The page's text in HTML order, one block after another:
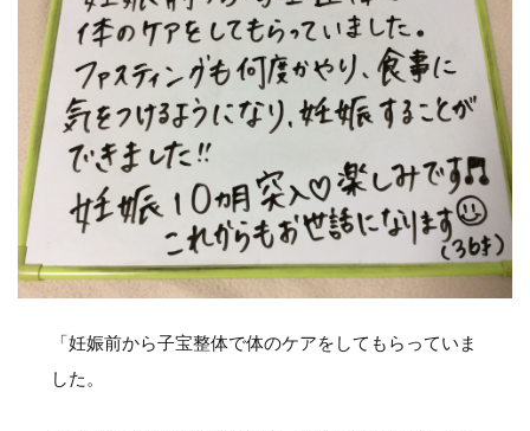
「妊娠前から子宝整体で体のケアをしてもらっていま
した。